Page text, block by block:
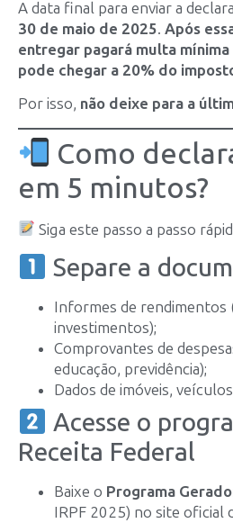
A data final para enviar a
30 de maio de 2025. Após
entregar pagará multa
pode chegar a 20% do
Por isso, não deixe para a
Como
em 5 minutos?
Siga este passo a passo
Separe a
Informes de rendimentos
investimentos);
Comprovantes de
educação, previdência);
Dados de imóveis,
Acesse o
Receita Federal
Baixe o Programa
IRPF 2025) no site oficial